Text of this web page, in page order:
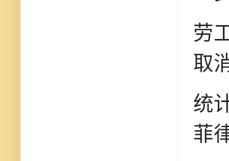
劳
取
统
菲